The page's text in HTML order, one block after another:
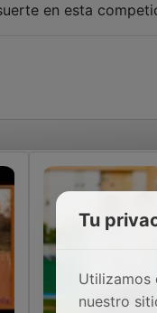
en esta
Tu
Utilizamos
nuestro